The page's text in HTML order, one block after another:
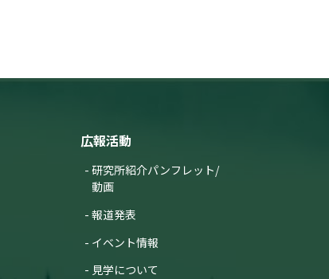
広報活動
研究所紹介パンフレット/
動画
報道発表
イベント情報
見学について